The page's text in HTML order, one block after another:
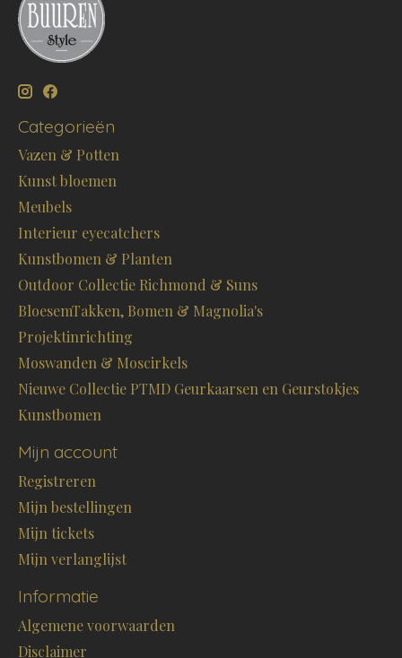
Categorieën
Vazen & Potten
Kunst bloemen
Meubels
Interieur eyecatchers
Kunstbomen & Planten
Outdoor Collectie Richmond & Suns
BloesemTakken, Bomen & Magnolia's
Projektinrichting
Moswanden & Moscirkels
Nieuwe Collectie PTMD Geurkaarsen en Geurstokjes
Kunstbomen
Mijn account
Registreren
Mijn bestellingen
Mijn tickets
Mijn verlanglijst
Informatie
Algemene voorwaarden
Disclaimer